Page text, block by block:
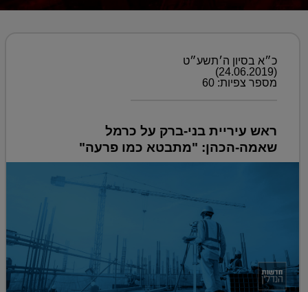
כ״א בסיון ה׳תשע״ט
(24.06.2019)
מספר צפיות: 60
ראש עיריית בני-ברק על כרמל
שאמה-הכהן: "מתבטא כמו פרעה"